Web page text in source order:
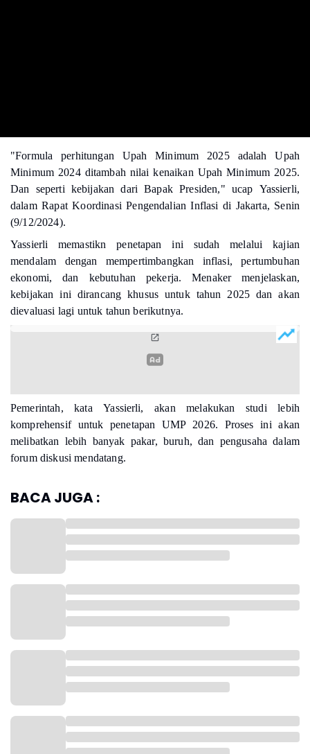
"Formula perhitungan Upah Minimum 2025 adalah Upah
Minimum 2024 ditambah nilai kenaikan Upah Minimum 2025.
Dan seperti kebijakan dari Bapak Presiden," ucap Yassierli,
dalam Rapat Koordinasi Pengendalian Inflasi di Jakarta, Senin
(9/12/2024).
Yassierli memastikn penetapan ini sudah melalui kajian
mendalam dengan mempertimbangkan inflasi, pertumbuhan
ekonomi, dan kebutuhan pekerja. Menaker menjelaskan,
kebijakan ini dirancang khusus untuk tahun 2025 dan akan
dievaluasi lagi untuk tahun berikutnya.
Pemerintah, kataYassierli, akan melakukan studi lebih
komprehensif untuk penetapan UMP 2026. Proses ini akan
melibatkan lebih banyak pakar, buruh, dan pengusaha dalam
forum diskusi mendatang.
BACA JUGA :